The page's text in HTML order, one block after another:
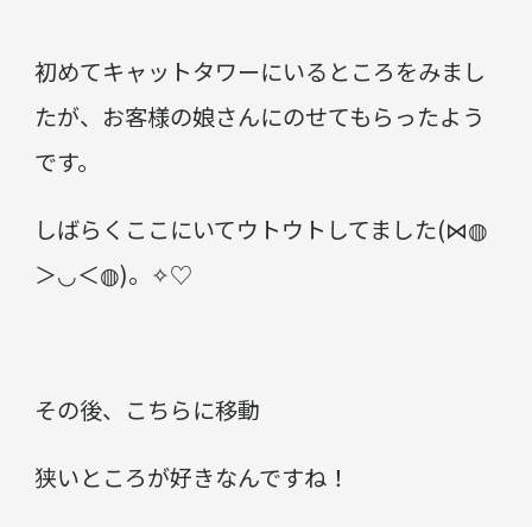
初めてキャットタワーにいるところをみまし
たが、お客様の娘さんにのせてもらったよう
です。
しばらくここにいてウトウトしてました(⋈◍
＞◡＜◍)。✧♡
その後、こちらに移動
狭いところが好きなんですね！